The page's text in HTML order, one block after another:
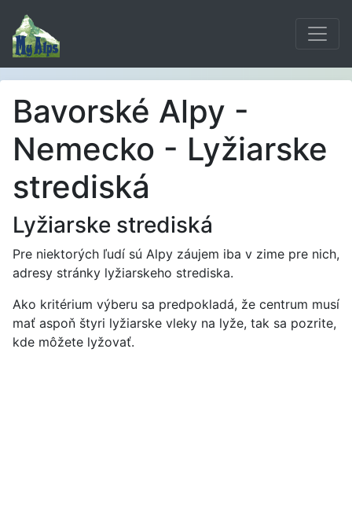
Bavorské Alpy -
Nemecko - Lyžiarske
strediská
Lyžiarske strediská
Pre niektorých ľudí sú Alpy záujem iba v zime pre nich,
adresy stránky lyžiarskeho strediska.
Ako kritérium výberu sa predpokladá, že centrum musí
mať aspoň štyri lyžiarske vleky na lyže, tak sa pozrite,
kde môžete lyžovať.